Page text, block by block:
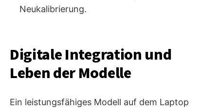
Neukalibrierung.
Digitale Integration und
Leben der Modelle
Ein leistungsfähiges Modell auf dem Laptop